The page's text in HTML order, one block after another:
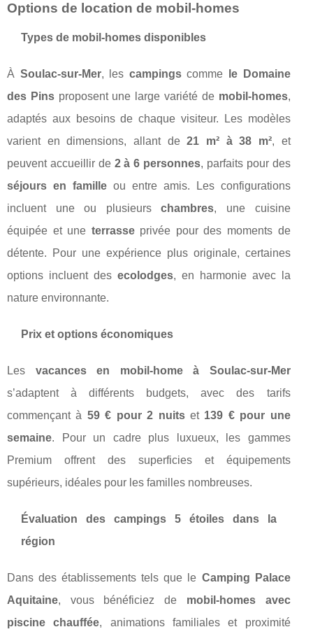
Options de location de mobil-homes
Types de mobil-homes disponibles
À Soulac-sur-Mer, les campingscomme
le Domaine
des Pinsproposent une large variété de mobil-homes,
adaptés aux besoins de chaque visiteur. Les modèles
varient en dimensions, allant de21 m² à 38 m², et
peuvent accueillir de 2 à 6 personnes, parfaits pour des
séjours en familleou entre amis. Les configurations
incluent une ou plusieurschambres, une cuisine
équipée et une terrasseprivée pour des moments de
détente. Pour une expérience plus originale, certaines
options incluent des ecolodges, en harmonie avec la
nature environnante.
Prix et options économiques
Les vacances en mobil-home à Soulac-sur-Mer
s’adaptent à différents budgets, avec des tarifs
commençant à 59 € pour 2 nuitset 139 € pour une
semaine. Pour un cadre plus luxueux, les gammes
Premium offrent des superficies et équipements
supérieurs, idéales pour les familles nombreuses.
Évaluation des campings 5 étoiles dans la
région
Dans des établissements tels que le Camping Palace
Aquitaine, vous bénéficiez de mobil-homes avec
piscine chauffée, animations familiales et proximité